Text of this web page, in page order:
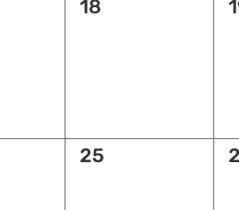
0
18
0
0
25
0